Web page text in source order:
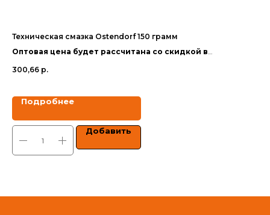
Техническая смазка Ostendorf 150 грамм
Оптовая цена будет рассчитана со скидкой в
300,66 р.
Подробнее
Добавить